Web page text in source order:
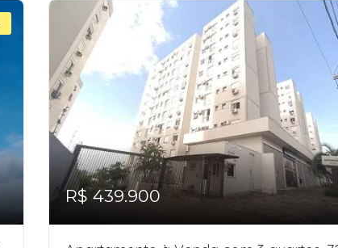
R$ 439.900